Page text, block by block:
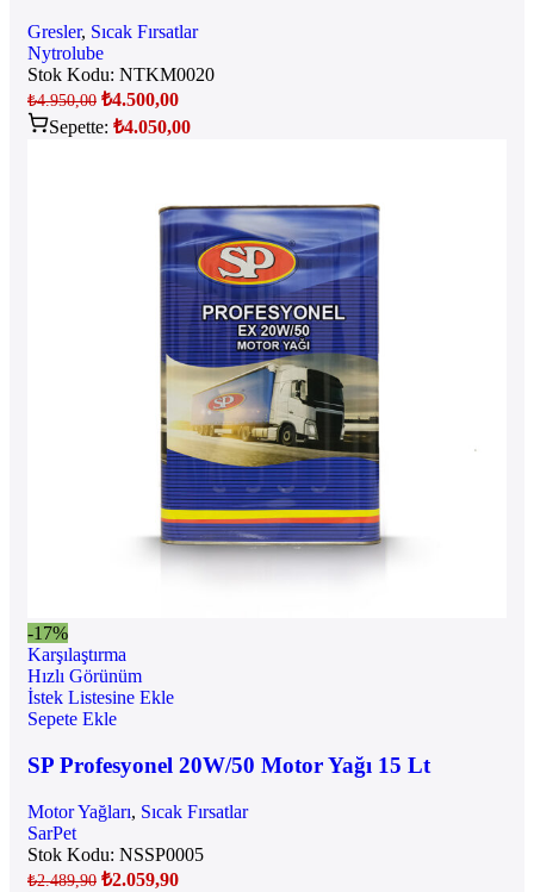
Gresler, Sıcak Fırsatlar
Nytrolube
Stok Kodu: NTKM0020
₺4.950,00 ₺4.500,00
Sepette: ₺4.050,00
-17%
Karşılaştırma
Hızlı Görünüm
İstek Listesine Ekle
Sepete Ekle
SP Profesyonel 20W/50 Motor Yağı 15 Lt
Motor Yağları, Sıcak Fırsatlar
SarPet
Stok Kodu: NSSP0005
₺2.489,90 ₺2.059,90